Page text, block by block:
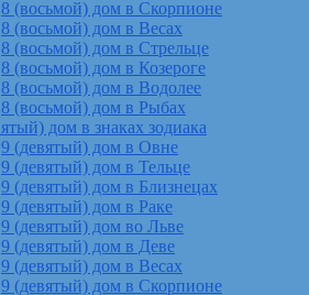
8 (восьмой) дом в Скорпионе
8 (восьмой) дом в Весах
8 (восьмой) дом в Стрельце
8 (восьмой) дом в Козероге
8 (восьмой) дом в Водолее
8 (восьмой) дом в Рыбах
дом в знаках зодиака
9 (девятый) дом в Овне
9 (девятый) дом в Тельце
9 (девятый) дом в Близнецах
9 (девятый) дом в Раке
9 (девятый) дом во Льве
9 (девятый) дом в Деве
9 (девятый) дом в Весах
9 (девятый) дом в Скорпионе